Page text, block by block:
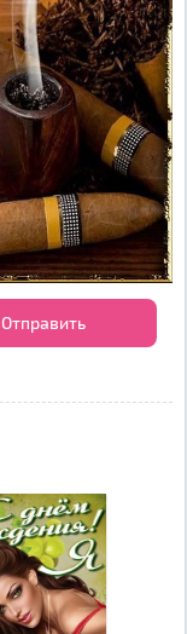
Отправить